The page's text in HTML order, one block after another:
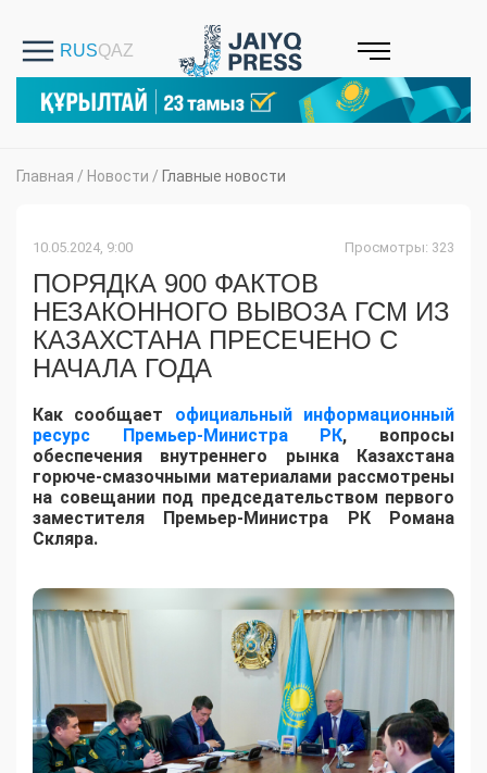
Главная / Новости / Главные новости
10.05.2024, 9:00 Просмотры: 323
ПОРЯДКА 900 ФАКТОВ
НЕЗАКОННОГО ВЫВОЗА ГСМ ИЗ
КАЗАХСТАНА ПРЕСЕЧЕНО С
НАЧАЛА ГОДА
Как сообщает официальный информационный
ресурс Премьер-Министра РК, вопросы
обеспечения внутреннего рынка Казахстана
горюче-смазочными материалами рассмотрены
на совещании под председательством первого
заместителя Премьер-Министра РК Романа
Скляра.